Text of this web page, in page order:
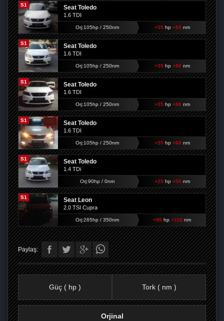
S1 Seat Toledo
1.6 TDI
Orj:105hp / 250nm +35hp +60 nm
S1 Seat Toledo
1.6 TDI
Orj:105hp / 250nm +35hp +60 nm
S1 Seat Toledo
1.6 TDI
Orj:105hp / 250nm +35hp +60 nm
S1 Seat Toledo
1.6 TDI
Orj:105hp / 250nm +35hp +60 nm
S1 Seat Toledo
1.4 TDi
Orj:90hp / 0nm +25hp +50 nm
S1 Seat Leon
2.0 TSI Cupra
Orj:265hp / 350nm +85 hp+110 nm
Paylaş:
Güç ( hp ) Tork ( nm )
Orjinal